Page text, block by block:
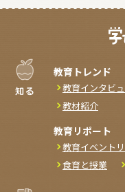
教育トレンド
教育インタビ
教材紹介
教育リポート
教育イベント
食育と授業